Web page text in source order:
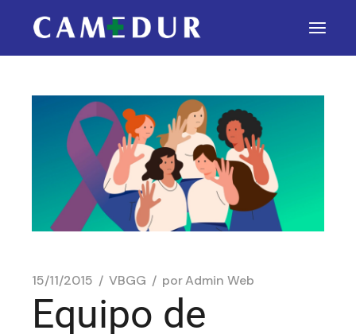
15/11/2015 VBGG porAdmin Web
Equipo de